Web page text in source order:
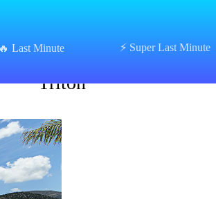
🔥 Last Minute ⚡ Super Last Minute
Triton
Triton